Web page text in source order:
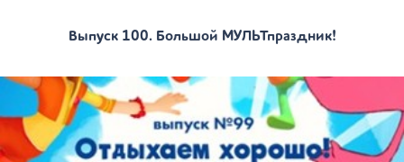
Выпуск 100. Большой МУЛЬТпраздник!